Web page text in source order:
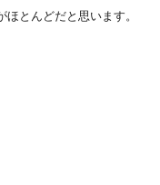
とんどだと思います。